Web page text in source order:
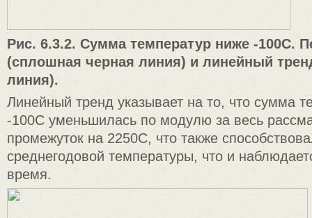
Рис. 6.3.2. Сумма температур ниже -100C.
(сплошная черная линия) и линейный
линия).
Линейный тренд указывает на то, что сумма
-100C уменьшилась по модулю за весь
промежуток на 2250C, что также
среднегодовой температуры, что и
время.